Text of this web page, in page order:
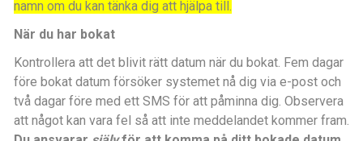
namn om du kan tänka dig att hjälpa till.
När du har bokat
Kontrollera att det blivit rätt datum när du bokat. Fem dagar
före bokat datum försöker systemet nå dig via e-post och
två dagar före med ett SMS för att påminna dig. Observera
att något kan vara fel så att inte meddelandet kommer fram.